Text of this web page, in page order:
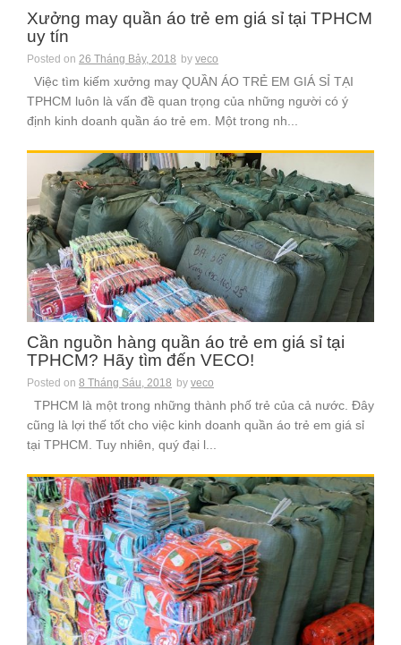
Xưởng may quần áo trẻ em giá sỉ tại TPHCM
uy tín
Posted on 26 Tháng Bảy, 2018 by veco
Việc tìm kiếm xưởng may QUẦN ÁO TRẺ EM GIÁ SỈ TẠI
TPHCM luôn là vấn đề quan trọng của những người có ý
định kinh doanh quần áo trẻ em. Một trong nh...
Cần nguồn hàng quần áo trẻ em giá sỉ tại
TPHCM? Hãy tìm đến VECO!
Posted on 8 Tháng Sáu, 2018 by veco
TPHCM là một trong những thành phố trẻ của cả nước. Đây
cũng là lợi thế tốt cho việc kinh doanh quần áo trẻ em giá sỉ
tại TPHCM. Tuy nhiên, quý đại l...